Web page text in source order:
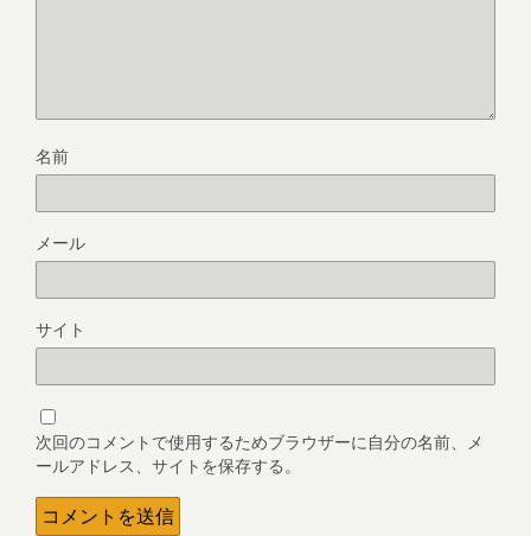
名前
メール
サイト
次回のコメントで使用するためブラウザーに自分の名前、メ
ールアドレス、サイトを保存する。